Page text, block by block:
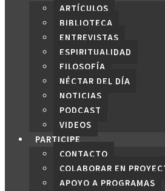
ARTÍCULOS
BIBLIOTECA
ENTREVISTAS
ESPIRITUALIDAD
FILOSOFÍA
NÉCTAR DEL DÍA
NOTICIAS
PODCAST
VIDEOS
PARTICIPE
CONTACTO
COLABORAR EN
APOYO A PROGRAMAS